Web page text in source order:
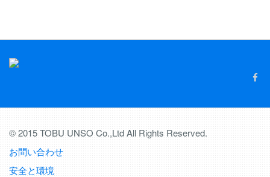
© 2015 TOBU UNSO Co.,Ltd All Rights Reserved.
お問い合わせ
安全と環境